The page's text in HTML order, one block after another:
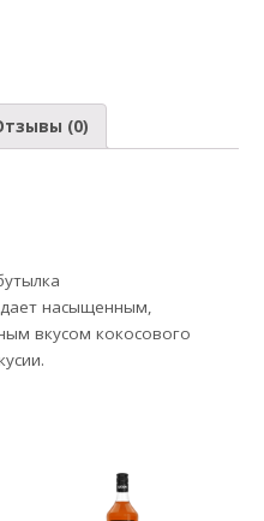
(0)
насыщенным,
вкусом кокосового